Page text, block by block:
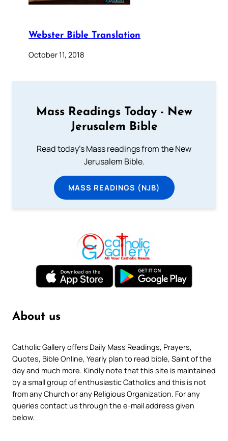
Webster Bible Translation
October 11, 2018
Mass Readings Today - New
Jerusalem Bible
Read today's Mass readings from the New
Jerusalem Bible.
MASS READINGS (NJB)
About us
Catholic Gallery offers Daily Mass Readings, Prayers,
Quotes, Bible Online, Yearly plan to read bible, Saint of the
day and much more. Kindly note that this site is maintained
by a small group of enthusiastic Catholics and this is not
from any Church or any Religious Organization. For any
queries contact us through the e-mail address given
below.